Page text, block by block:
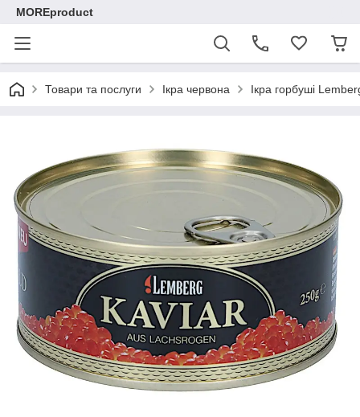
MOREproduct
Товари та послуги Ікра червона Ікра горбуші